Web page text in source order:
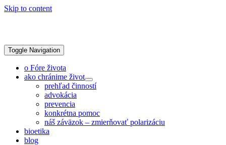
Skip to content
Toggle Navigation
o Fóre života
ako chránime život
prehľad činností
advokácia
prevencia
konkrétna pomoc
náš záväzok – zmierňovať polarizáciu
bioetika
blog